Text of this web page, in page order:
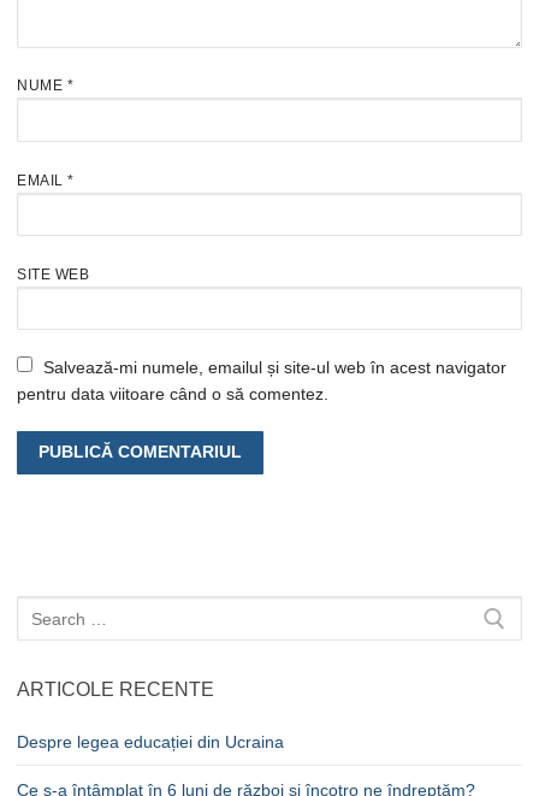
NUME *
EMAIL *
SITE WEB
Salvează-mi numele, emailul și site-ul web în acest navigator
pentru data viitoare când o să comentez.
Caută
după:
ARTICOLE RECENTE
Despre legea educației din Ucraina
Ce s-a întâmplat în 6 luni de război și încotro ne îndreptăm?